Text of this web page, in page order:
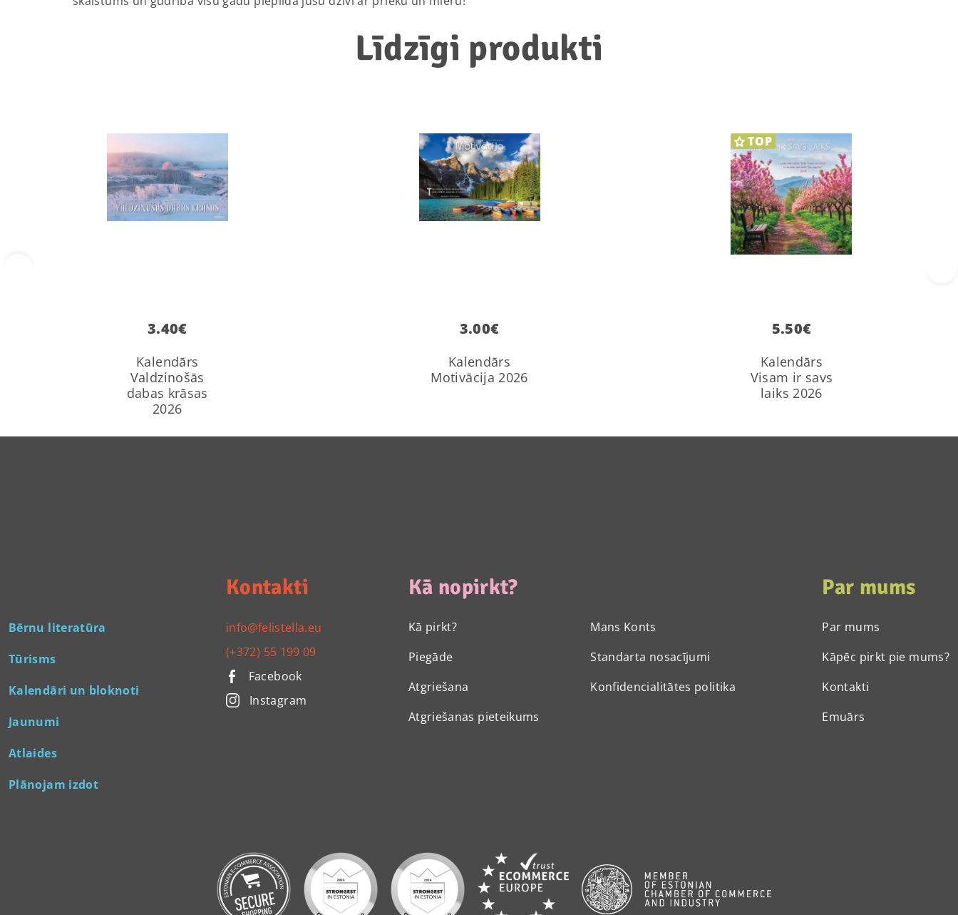
Līdzīgi produkti
3.40€
Kalendārs
Valdzinošās
dabas krāsas
2026
3.00€
Kalendārs
Motivācija 2026
TOP
5.50€
Kalendārs
Visam ir savs
laiks 2026
Bērnu literatūra
Tūrisms
Kalendāri un bloknoti
Jaunumi
Atlaides
Plānojam izdot
Kontakti
info@felistella.eu
(+372) 55 199 09
Facebook
Instagram
Kā nopirkt?
Kā pirkt?
Piegāde
Atgriešana
Atgriešanas pieteikums
Mans Konts
Standarta nosacījumi
Konfidencialitātes politika
Par mums
Par mums
Kāpēc pirkt pie mums?
Kontakti
Emuārs